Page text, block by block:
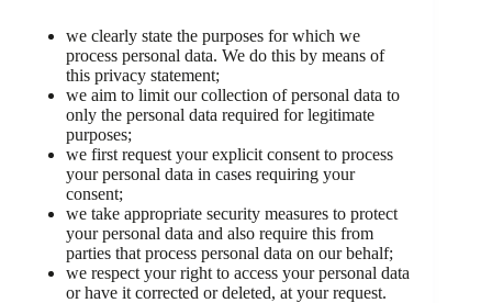
we clearly state the purposes for which we
process personal data. We do this by means of
this privacy statement;
we aim to limit our collection of personal data to
only the personal data required for legitimate
purposes;
we first request your explicit consent to process
your personal data in cases requiring your
consent;
we take appropriate security measures to protect
your personal data and also require this from
parties that process personal data on our behalf;
we respect your right to access your personal data
or have it corrected or deleted, at your request.